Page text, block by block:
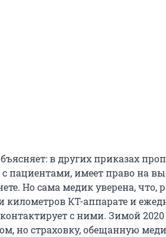
в других приказах
пациентами, имеет право на
Но сама медик уверена, что,
километров КТ-аппарате и
с ними. Зимой
но страховку, обещанную